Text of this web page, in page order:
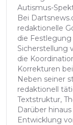
Autismus-
Bei
redaktionelle
die Festlegung
Sicherstellung
die
Korrekturen
Neben seiner
redaktionell
Textstruktur,
Darüber
Entwicklung